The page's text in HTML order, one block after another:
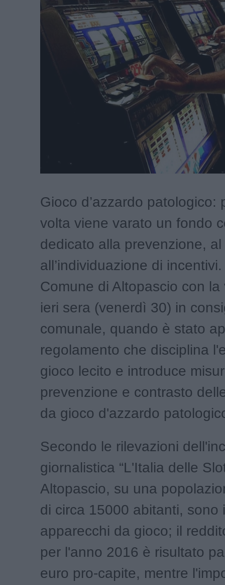
Gioco d’azzardo patologico:
volta viene varato un fondo
dedicato alla prevenzione,
all’individuazione di
Comune di Altopascio con
ieri sera (venerdì 30) in
comunale, quando è stato
regolamento che disciplina
gioco lecito e introduce
prevenzione e contrasto
da gioco d'azzardo
Secondo le rilevazioni
giornalistica “L'Italia delle
Altopascio, su una
di circa 15000 abitanti, sono
apparecchi da gioco; il
per l'anno 2016 è risultato
euro pro-capite, mentre